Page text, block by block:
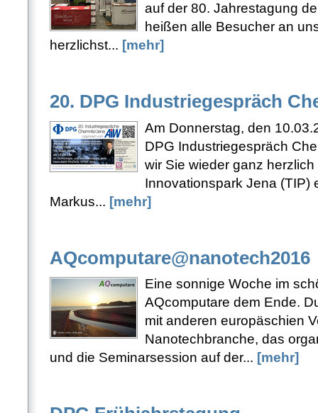
auf der 80. Jahrestagung
heißen alle Besucher an
herzlichst... [mehr]
20. DPG Industriegespräch
Am Donnerstag, den
DPG Industriegespräch
wir Sie wieder ganz
Innovationspark Jena (TIP)
Markus... [mehr]
AQcomputare@nanotech2016
Eine sonnige Woche im
AQcomputare dem Ende.
mit anderen europäschien
Nanotechbranche, das
und die Seminarsession auf der... [mehr]